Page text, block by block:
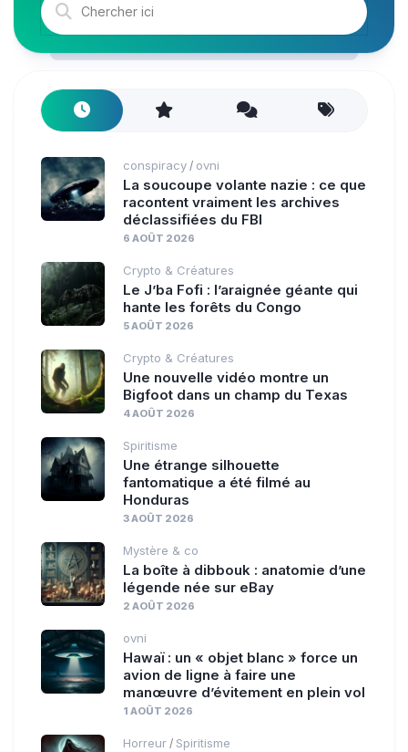
conspiracy / ovni
La soucoupe volante nazie : ce que
racontent vraiment les archives
déclassifiées du FBI
6 AOÛT 2026
Crypto & Créatures
Le J’ba Fofi : l’araignée géante qui
hante les forêts du Congo
5 AOÛT 2026
Crypto & Créatures
Une nouvelle vidéo montre un
Bigfoot dans un champ du Texas
4 AOÛT 2026
Spiritisme
Une étrange silhouette
fantomatique a été filmé au
Honduras
3 AOÛT 2026
Mystère & co
La boîte à dibbouk : anatomie d’une
légende née sur eBay
2 AOÛT 2026
ovni
Hawaï : un « objet blanc » force un
avion de ligne à faire une
manœuvre d’évitement en plein vol
1 AOÛT 2026
Horreur / Spiritisme